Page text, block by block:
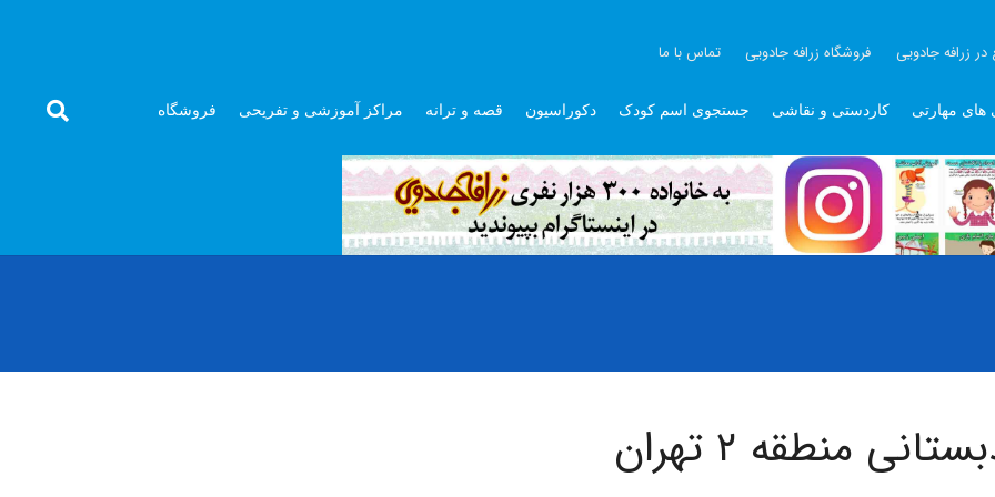
در زرافه جادویی فروشگاه زرافه جادویی تماس با ما
های مهارتی کاردستی و نقاشی جستجوی اسم کودک دکوراسیون قصه و ترانه مراکز آموزشی و تفریحی فروشگاه
۲ تهران